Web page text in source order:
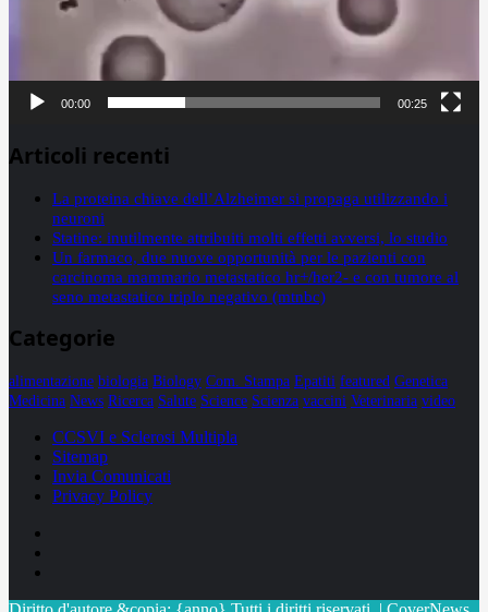
00:00 00:25
Articoli recenti
La proteina chiave dell’Alzheimer si propaga utilizzando i
neuroni
Statine: inutilmente attribuiti molti effetti avversi, lo studio
Un farmaco, due nuove opportunità per le pazienti con
carcinoma mammario metastatico hr+/her2- e con tumore al
seno metastatico triplo negativo (mtnbc)
Categorie
alimentazione biologia Biology Com. Stampa Epatiti featured Genetica
Medicina News Ricerca Salute Science Scienza vaccini Veterinaria video
CCSVI e Sclerosi Multipla
Sitemap
Invia Comunicati
Privacy Policy